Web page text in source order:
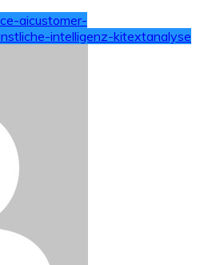
aicustomer-
intelligenz-kitextanalyse